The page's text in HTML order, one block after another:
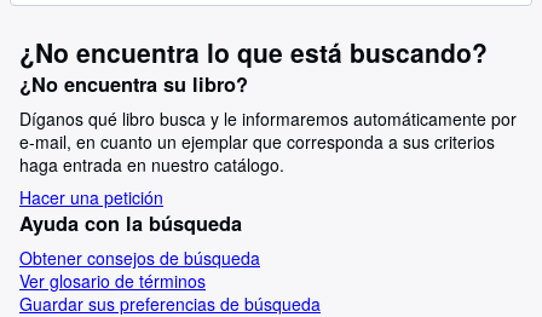
¿No encuentra lo que está buscando?
¿No encuentra su libro?
Díganos qué libro busca y le informaremos automáticamente por
e-mail, en cuanto un ejemplar que corresponda a sus criterios
haga entrada en nuestro catálogo.
Hacer una petición
Ayuda con la búsqueda
Obtener consejos de búsqueda
Ver glosario de términos
Guardar sus preferencias de búsqueda